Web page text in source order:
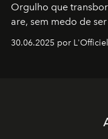
Orgulho que
are, sem medo de ser
30.06.2025 por L'Officiel